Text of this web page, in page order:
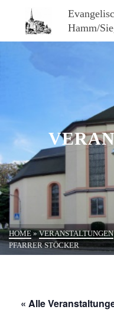
Hamm/
HOME » VERANSTALTUNGEN
PFARRER STÖCKER
« Alle